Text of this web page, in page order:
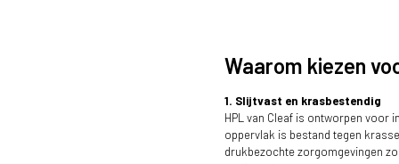
Een combinatie in materialen
met linnenstructuur, het
houtdecor S008 Spessart
Waarom kiezen
1. Slijtvast en krasbestendig
HPL van Cleaf is ontworpen voor
oppervlak is bestand tegen
drukbezochte zorgomgevingen